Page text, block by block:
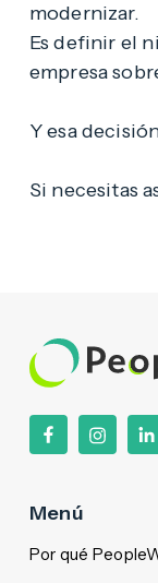
modernizar.
Es definir el
empresa
Y esa
Si necesitas
Menú
Por qué